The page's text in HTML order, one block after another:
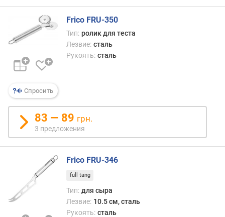
т
л
щ
н
а
л
е
з
в
и
м
м
Спросить
Frico FRU-350
Тип: ролик для теста
Лезвие: сталь
Рукоять: сталь
83 — 89 грн.
3 предложения
Frico FRU-346
full tang
Тип: для сыра
Лезвие: 10.5 см, сталь
Рукоять: сталь